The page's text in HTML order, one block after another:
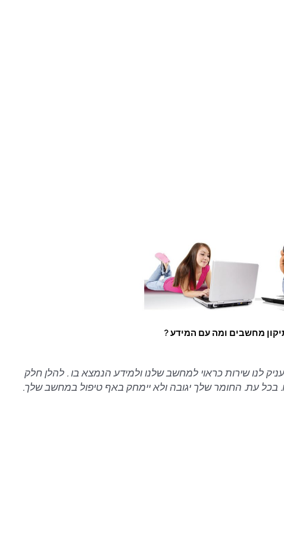
מחשבים ומה עם המידע ?
לנו שירות כראוי למחשב שלנו ולמידע הנמצא בו . להלן חלק
בכל עת. החומר שלך יגובה ולא יימחק באף טיפול במחשב שלך.